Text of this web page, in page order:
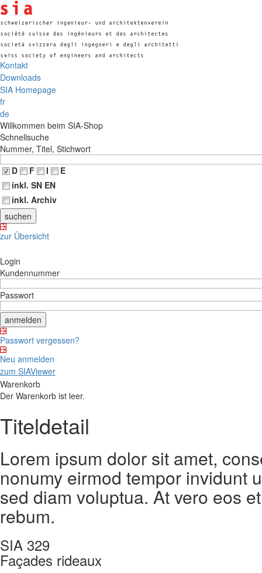
Kontakt
Downloads
SIA Homepage
fr
de
Willkommen beim SIA-Shop
Schnellsuche
Nummer, Titel, Stichwort
D
F I
E
inkl. SN EN
inkl. Archiv
zur Übersicht
Login
Kundennummer
Passwort
Passwort vergessen?
Neu anmelden
zum SIAViewer
Warenkorb
Der Warenkorb ist leer.
Titeldetail
Lorem ipsum dolor sit amet,
nonumy eirmod tempor invidunt
sed diam voluptua. At vero eos
rebum.
SIA 329
Façades rideaux